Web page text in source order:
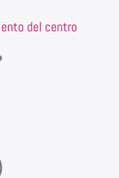
del centro